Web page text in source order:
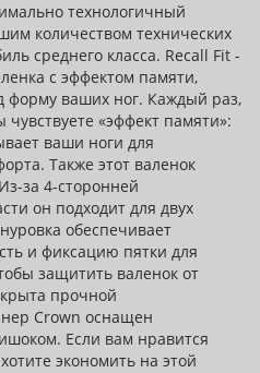
технологичный
количеством технических
среднего класса. Recall Fit -
с эффектом памяти,
форму ваших ног. Каждый раз,
чувствуете «эффект памяти»:
ваши ноги для
Также этот валенок
за 4-сторонней
он подходит для двух
обеспечивает
и фиксацию пятки для
защитить валенок от
прочной
Crown оснащен
Если вам нравится
экономить на этой